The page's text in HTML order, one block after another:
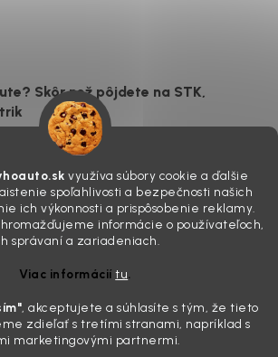
využíva súbory cookie a ďalšie
spoľahlivosti a bezpečnosti našich
ich výkonnosti a prispôsobenie reklamy.
informácie o používateľoch,
správaní a zariadeniach.
Viac informáciítu.
", akceptujete a súhlasíte s tým, že tieto
zdieľať s tretími stranami, napríklad s
marketingovými partnermi.
Skôr než pôjdete na STK,
za to môžu práve „slepé“ svetlomety. Ten
nie je len estetická vada. Keď slnko a soľ urobia
svetlo rozptyľovať namiesto to...
Ak chcete mať auto naozaj čisté,
Vonku svieti slnko, vy sedíte v čerstvo
pri pohľade na palubnú dosku vás ide poraziť. V
tlačidiel a v švíkoch sedačiek na vás stále